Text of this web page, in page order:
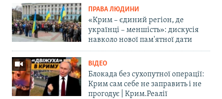
ПРАВА ЛЮДИНИ
«Крим – єдиний регіон, де
українці – меншість»: дискусія
навколо нової пам'ятної дати
ВІДЕО
Блокада без сухопутної операції:
Крим сам себе не заправить і не
прогодує | Крим.Реалії